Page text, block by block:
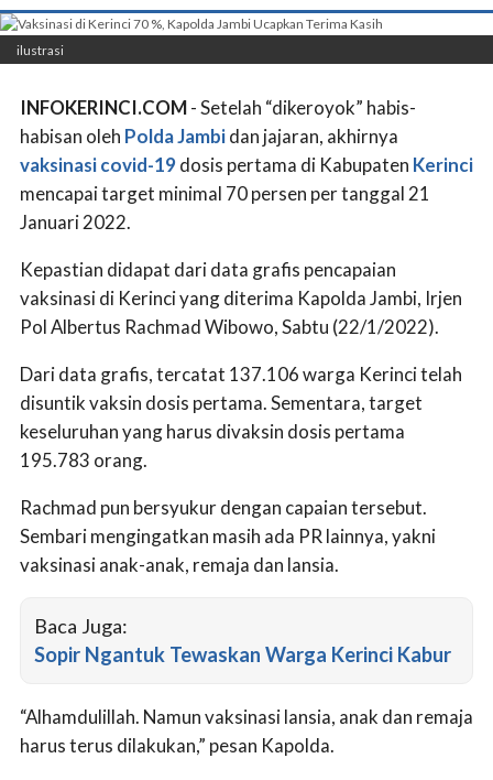
ilustrasi
INFOKERINCI.COM- Setelah “dikeroyok” habis-
habisan oleh Polda Jambidan jajaran, akhirnya
vaksinasicovid-19dosis pertama di Kabupaten Kerinci
mencapai target minimal 70 persen per tanggal 21
Januari 2022.
Kepastian didapat dari data grafis pencapaian
vaksinasi di Kerinci yang diterima Kapolda Jambi, Irjen
Pol Albertus Rachmad Wibowo, Sabtu (22/1/2022).
Dari data grafis, tercatat 137.106 warga Kerinci telah
disuntik vaksin dosis pertama. Sementara, target
keseluruhan yang harus divaksin dosis pertama
195.783 orang.
Rachmad pun bersyukur dengan capaian tersebut.
Sembari mengingatkan masih ada PR lainnya, yakni
vaksinasi anak-anak, remaja dan lansia.
Baca Juga:
Sopir Ngantuk Tewaskan Warga Kerinci Kabur
“Alhamdulillah. Namun vaksinasi lansia, anak dan remaja
harus terus dilakukan,” pesan Kapolda.